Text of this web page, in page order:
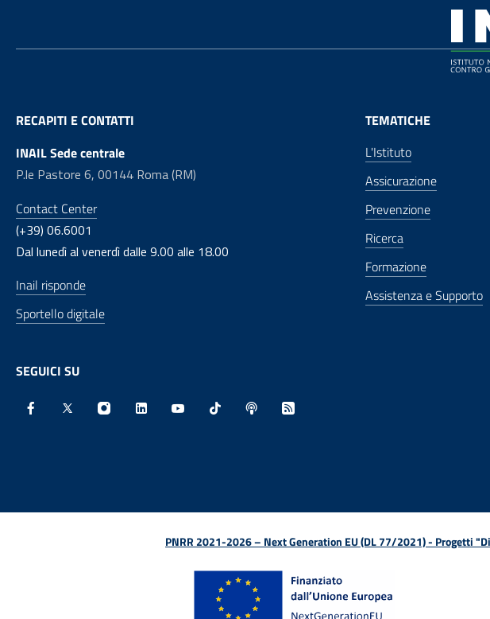
RECAPITI E CONTATTI
INAIL Sede centrale
P.le Pastore 6, 00144 Roma (RM)
Contact Center
(+39) 06.6001
Dal lunedì al venerdì dalle 9.00 alle 18.00
Inail risponde
Sportello digitale
SEGUICI SU
TEMATICHE
L'Istituto
Assicurazione
Prevenzione
Ricerca
Formazione
Assistenza e Supporto
PNRR 2021-2026 – Next Generation EU (DL 77/2021) - Progetti